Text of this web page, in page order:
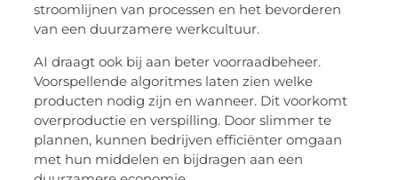
stroomlijnen van processen en het bevorderen
van een duurzamere werkcultuur.
AI draagt ook bij aan beter voorraadbeheer.
Voorspellende algoritmes laten zien welke
producten nodig zijn en wanneer. Dit voorkomt
overproductie en verspilling. Door slimmer te
plannen, kunnen bedrijven efficiënter omgaan
met hun middelen en bijdragen aan een